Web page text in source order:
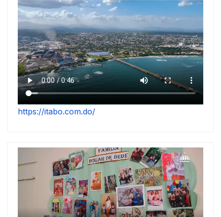
https://itabo.com.do/